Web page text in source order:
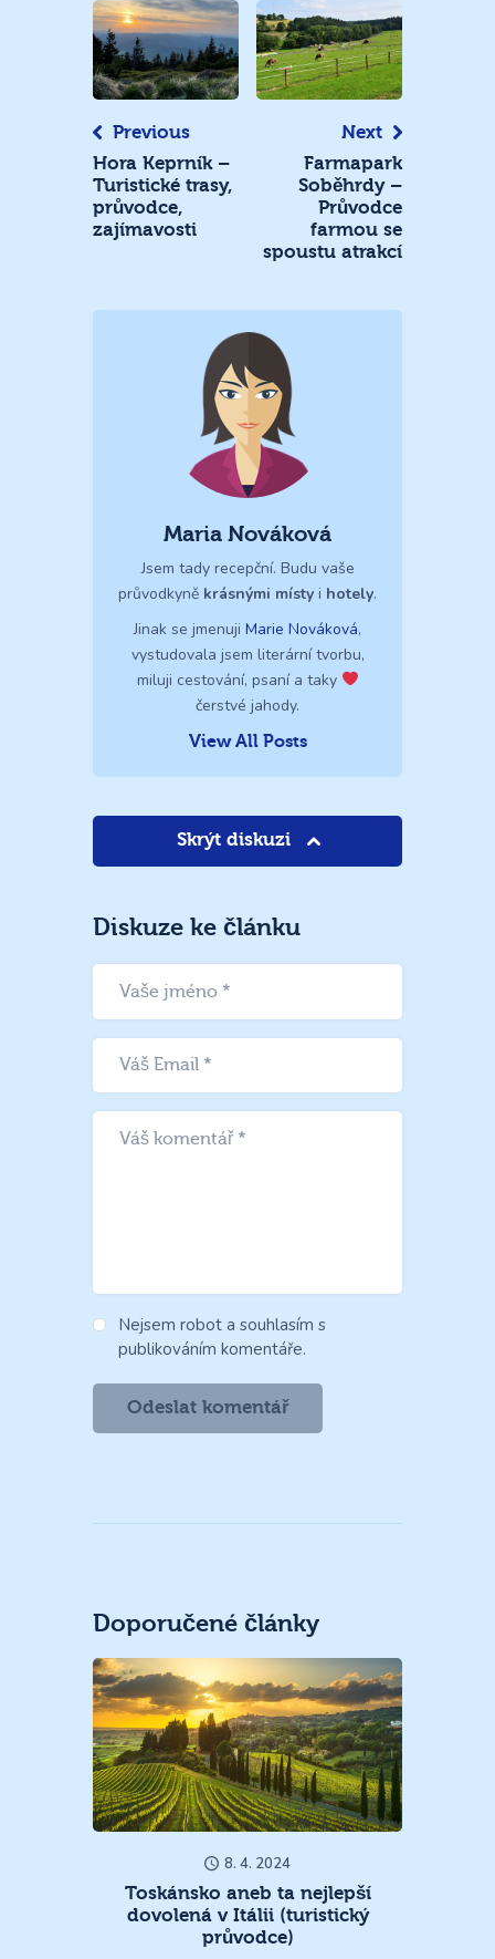
Navigace
pro
příspěvek
Previous
Hora Keprník –
Turistické trasy,
průvodce,
zajímavosti
Next
Farmapark
Soběhrdy –
Průvodce
farmou se
spoustu atrakcí
Maria Nováková
Jsem tady recepční. Budu vaše
průvodkyně krásnými místy i hotely.
Jinak se jmenuji Marie Nováková,
vystudovala jsem literární tvorbu,
miluji cestování, psaní a taky
čerstvé jahody.
View All Posts
Skrýt diskuzi
Diskuze ke článku
Nejsem robot a souhlasím s
publikováním komentáře.
Doporučené články
8. 4. 2024
Toskánsko aneb ta nejlepší
dovolená v Itálii (turistický
průvodce)